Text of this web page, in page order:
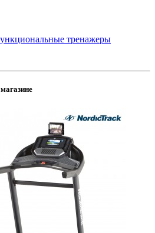
тренажеры